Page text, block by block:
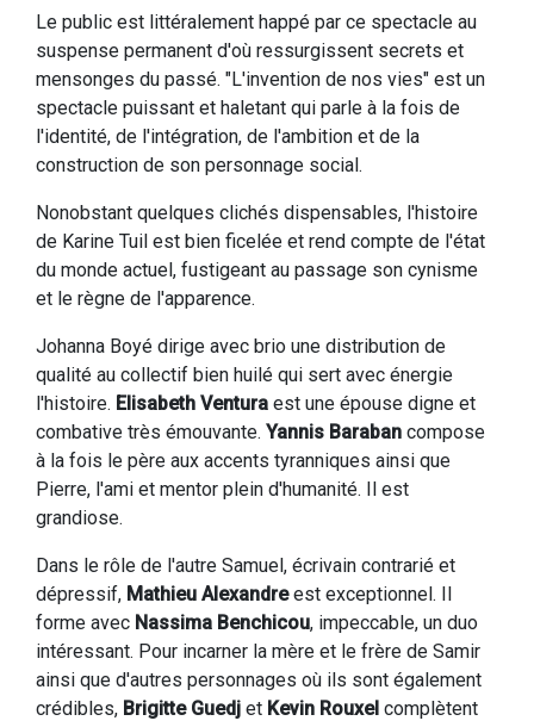
Le public est littéralement happé par ce spectacle au
suspense permanent d'où ressurgissent secrets et
mensonges du passé. "L'invention de nos vies" est un
spectacle puissant et haletant qui parle à la fois de
l'identité, de l'intégration, de l'ambition et de la
construction de son personnage social.
Nonobstant quelques clichés dispensables, l'histoire
de Karine Tuil est bien ficelée et rend compte de l'état
du monde actuel, fustigeant au passage son cynisme
et le règne de l'apparence.
Johanna Boyé dirige avec brio une distribution de
qualité au collectif bien huilé qui sert avec énergie
l'histoire. Elisabeth Ventura est une épouse digne et
combative très émouvante. Yannis Baraban compose
à la fois le père aux accents tyranniques ainsi que
Pierre, l'ami et mentor plein d'humanité. Il est
grandiose.
Dans le rôle de l'autre Samuel, écrivain contrarié et
dépressif, Mathieu Alexandreest exceptionnel. Il
forme avec Nassima Benchicou, impeccable, un duo
intéressant. Pour incarner la mère et le frère de Samir
ainsi que d'autres personnages où ils sont également
crédibles, Brigitte Guedj et Kevin Rouxel complètent